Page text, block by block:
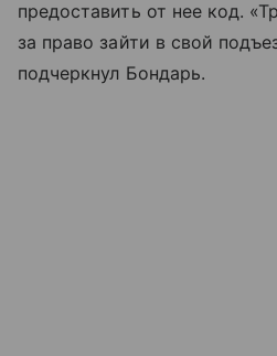
предоставить от нее код.
за право зайти в свой
подчеркнул Бондарь.